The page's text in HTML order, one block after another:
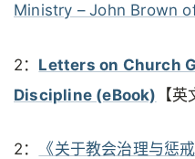
Ministry – John Brown
2： Letters on Church
Discipline (eBook) 【英
2：
《关于教会治理与惩